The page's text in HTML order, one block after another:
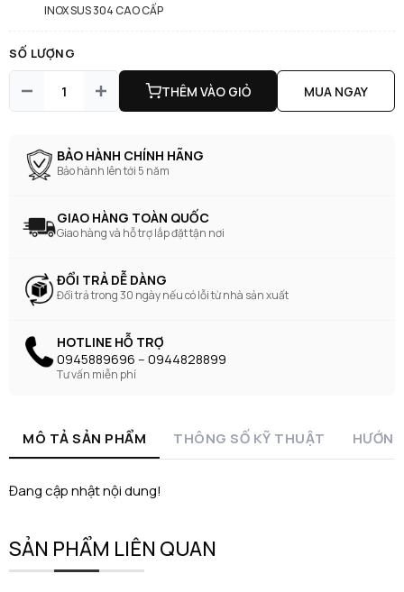
INOX SUS 304 CAO CẤP
SỐ LƯỢNG
THÊM VÀO GIỎ MUA NGAY
BẢO HÀNH CHÍNH HÃNG
Bảo hành lên tới 5 năm
GIAO HÀNG TOÀN QUỐC
Giao hàng và hỗ trợ lắp đặt tận nơi
ĐỔI TRẢ DỄ DÀNG
Đổi trả trong 30 ngày nếu có lỗi từ nhà sản xuất
HOTLINE HỖ TRỢ
0945889696 -- 0944828899
Tư vấn miễn phí
MÔ TẢ SẢN PHẨM THÔNG SỐ KỸ THUẬT
Đang cập nhật nội dung!
SẢN PHẨM LIÊN QUAN